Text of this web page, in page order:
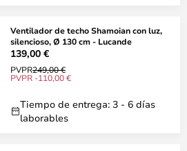
Ventilador de techo Shamoian con luz,
silencioso, Ø 130 cm - Lucande
139,00 €
PVPR249,00 €
PVPR -110,00 €
Tiempo de entrega: 3 - 6 días
laborables